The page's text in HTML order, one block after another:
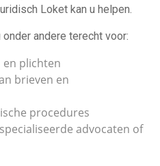
Loket kan u helpen.
andere terecht voor:
en plichten
brieven en
procedures
advocaten of